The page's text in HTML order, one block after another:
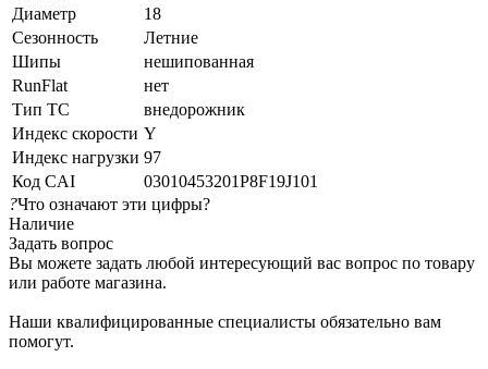
Диаметр
18
Сезонность
Летние
Шипы
нешипованная
RunFlat
нет
Тип ТС
внедорожник
Индекс скорости Y
Индекс нагрузки 97
Код CAI
03010453201P8F19J101
?Что означают эти цифры?
Наличие
Задать вопрос
Вы можете задать любой интересующий вас вопрос по товару
или работе магазина.
Наши квалифицированные специалисты обязательно вам
помогут.